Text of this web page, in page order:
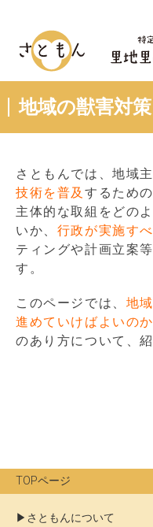
地域の獣害対
さともんでは、地域
技術を普及 するため
主体的な取組をどの
いか、 行政が実施す
ティングや計画立案
す。
このページでは、 地
進めていけばよいのか
のあり方について、紹
TOPページ
さともんについて